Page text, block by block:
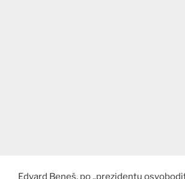
Edvard Beneš, po „prezidentu